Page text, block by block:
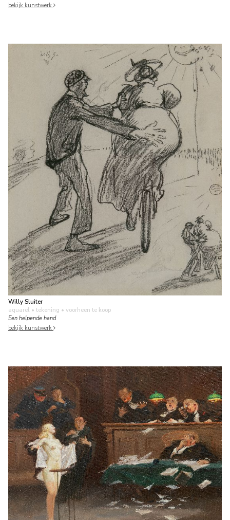
bekijk kunstwerk
Willy Sluiter
aquarel • tekening • voorheen te koop
Een helpende hand
bekijk kunstwerk